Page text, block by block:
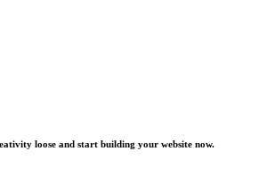
loose and start building your website now.